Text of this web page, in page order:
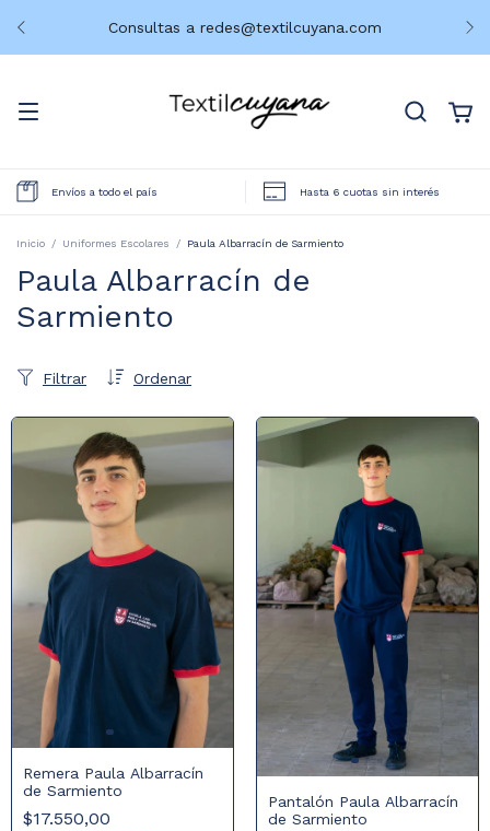
Consultas a redes@textilcuyana.com
Envíos a todo el país Hasta 6 cuotas sin interés
Inicio / Uniformes Escolares / Paula Albarracín de Sarmiento
Paula Albarracín de
Sarmiento
Ordenar
Filtrar
Remera Paula Albarracín
de Sarmiento
$17.550,00
Pantalón Paula Albarracín
de Sarmiento